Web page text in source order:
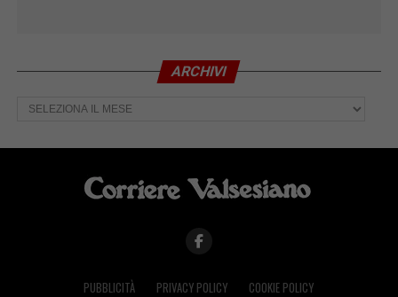
ARCHIVI
Archivi
PUBBLICITÀ PRIVACY POLICY COOKIE POLICY